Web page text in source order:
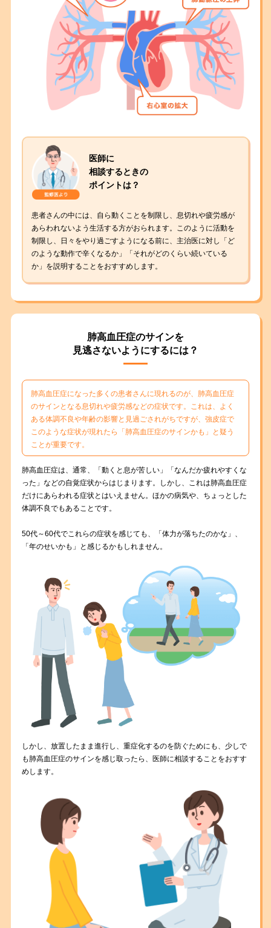
医師に
相談するときの
ポイントは？
患者さんの中には、自ら動くことを制限し、息切れや疲労感が
あらわれないよう生活する方がおられます。このように活動を
制限し、日々をやり過ごすようになる前に、主治医に対し「ど
のような動作で辛くなるか」「それがどのくらい続いている
か」を説明することをおすすめします。
肺高血圧症のサインを
見逃さないようにするには？
肺高血圧症になった多くの患者さんに現れるのが、肺高血圧症
のサインとなる息切れや疲労感などの症状です。これは、よく
ある体調不良や年齢の影響と見過ごされがちですが、強皮症で
このような症状が現れたら「肺高血圧症のサインかも」と疑う
ことが重要です。
肺高血圧症は、通常、「動くと息が苦しい」「なんだか疲れやすくな
った」などの自覚症状からはじまります。しかし、これは肺高血圧症
だけにあらわれる症状とはいえません。ほかの病気や、ちょっとした
体調不良でもあることです。
50代～60代でこれらの症状を感じても、「体力が落ちたのかな」、
「年のせいかも」と感じるかもしれません。
しかし、放置したまま進行し、重症化するのを防ぐためにも、少しで
も肺高血圧症のサインを感じ取ったら、医師に相談することをおすす
めします。